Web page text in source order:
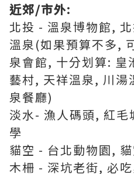
近郊/市外:
北投 - 溫泉博物館,
溫泉(如果預算不多,
泉會館, 十分划算: 皇
藝村, 天祥溫泉, 川湯
泉餐廳)
淡水- 漁人碼頭, 紅
學
貓空 - 台北動物園,
木柵 - 深坑老街, 必